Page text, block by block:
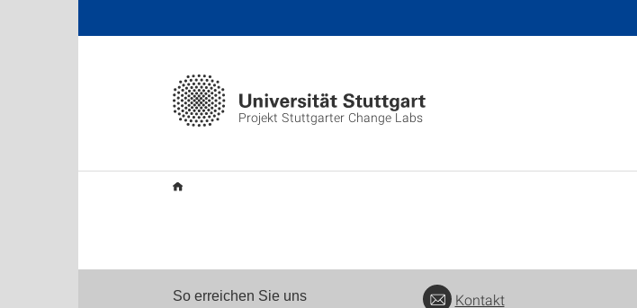
Projekt Stuttgarter Change Labs
So erreichen Sie uns Kontakt